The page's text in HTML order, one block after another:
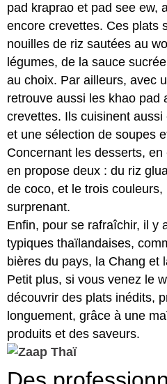
pad kraprao et pad see ew,
encore crevettes. Ces plats
nouilles de riz sautées au
légumes, de la sauce
au choix. Par ailleurs, avec
retrouve aussi les khao pad
crevettes. Ils cuisinent
et une sélection de soupes
Concernant les desserts,
en propose deux : du riz
de coco, et le trois
surprenant.
Enfin, pour se rafraîchir, il y
typiques thaïlandaises,
bières du pays, la Chang et
Petit plus, si vous venez le
découvrir des plats inédits,
longuement, grâce à une
produits et des saveurs.